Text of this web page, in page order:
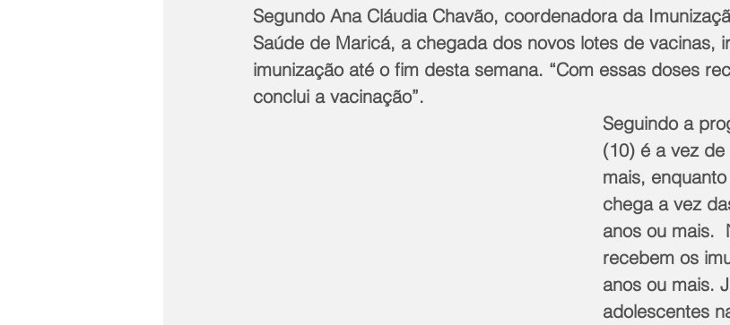
Segundo Ana Cláudia Chavão, coordenadora da
Saúde de Maricá, a chegada dos novos lotes de vacinas,
imunização até o fim desta semana. “Com essas doses
conclui a vacinação”.
Seguindo a
(10) é a vez
mais,
chega a vez
anos ou mais.
recebem os
anos ou mais.
adolescentes